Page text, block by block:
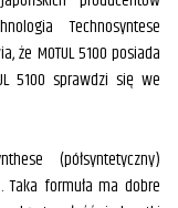
Technosyntese
że MOTUL 5100 posiada
5100 sprawdzi się we
(półsyntetyczny)
formuła ma dobre